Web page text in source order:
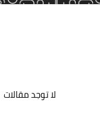
لا توجد مقالات